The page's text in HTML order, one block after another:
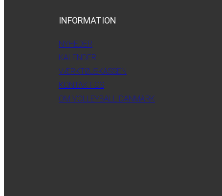
INFORMATION
NYHEDER
KALENDER
VÆRKTØJSKASSEN
KONTAKT OS
OM VOLLEYBALL DANMARK